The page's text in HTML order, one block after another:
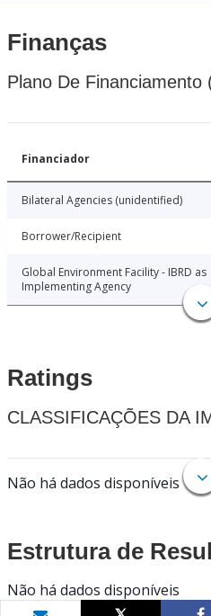
Finanças
Plano De Financiamento
Financiador
Bilateral Agencies (unidentified)
Borrower/Recipient
Global Environment Facility - IBRD as
Implementing Agency
Ratings
CLASSIFICAÇÕES DA
Não há dados disponíveis
Estrutura de
Não há dados disponíveis